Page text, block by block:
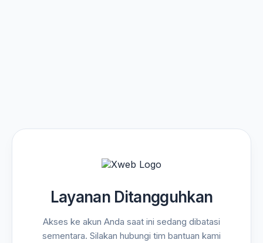
Layanan Ditangguhkan
Akses ke akun Anda saat ini sedang dibatasi
sementara. Silakan hubungi tim bantuan kami